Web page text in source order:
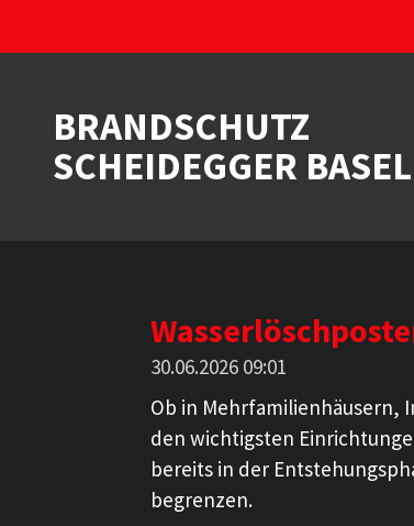
Hauptinhalt
BRANDSCHUTZ
SCHEIDEGGER BASEL
30.06.2026 09:01
Ob in Mehrfamilienhäusern,
den wichtigsten
bereits in der
begrenzen.